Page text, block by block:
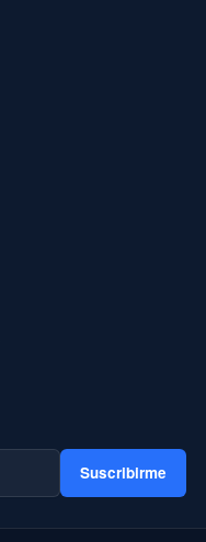
Suscribirme